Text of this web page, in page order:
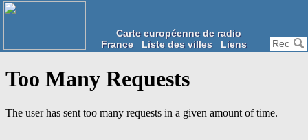
Carte européenne de radio
France
Liste des villes Liens